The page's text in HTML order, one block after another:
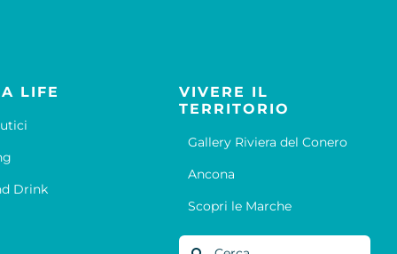
LIFE
Drink
VIVERE IL
TERRITORIO
Gallery Riviera del Conero
Ancona
Scopri le Marche
Cerca